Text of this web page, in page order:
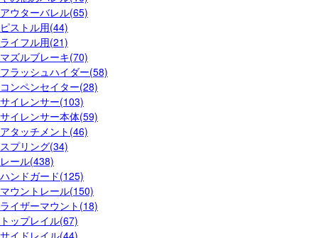
アウターバレル(65)
ピストル用(44)
ライフル用(21)
マズルブレーキ(70)
フラッシュハイダー(58)
コンペンセイター(28)
サイレンサー(103)
サイレンサー本体(59)
アタッチメント(46)
スプリング(34)
レール(438)
ハンドガード(125)
マウントレール(150)
ライザーマウント(18)
トップレイル(67)